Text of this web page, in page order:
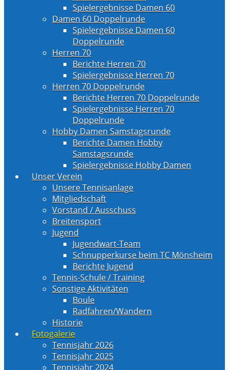
Spielergebnisse Damen 60
Damen 60 Doppelrunde
Spielergebnisse Damen 60
Doppelrunde
Herren 70
Berichte Herren 70
Spielergebnisse Herren 70
Herren 70 Doppelrunde
Berichte Herren 70 Doppelrunde
Spielergebnisse Herren 70
Doppelrunde
Hobby Damen Samstagsrunde
Berichte Damen Hobby
Samstagsrunde
Spielergebnisse Hobby Damen
Unser Verein
Unsere Tennisanlage
Mitgliedschaft
Vorstand / Ausschuss
Breitensport
Jugend
Jugendwart-Team
Schnupperkurse beim TC Mönsheim
Berichte Jugend
Tennis-Schule / Training
Sonstige Aktivitäten
Boule
Radfahren/Wandern
Historie
Fotogalerie
Tennisjahr 2026
Tennisjahr 2025
Tennisjahr 2024